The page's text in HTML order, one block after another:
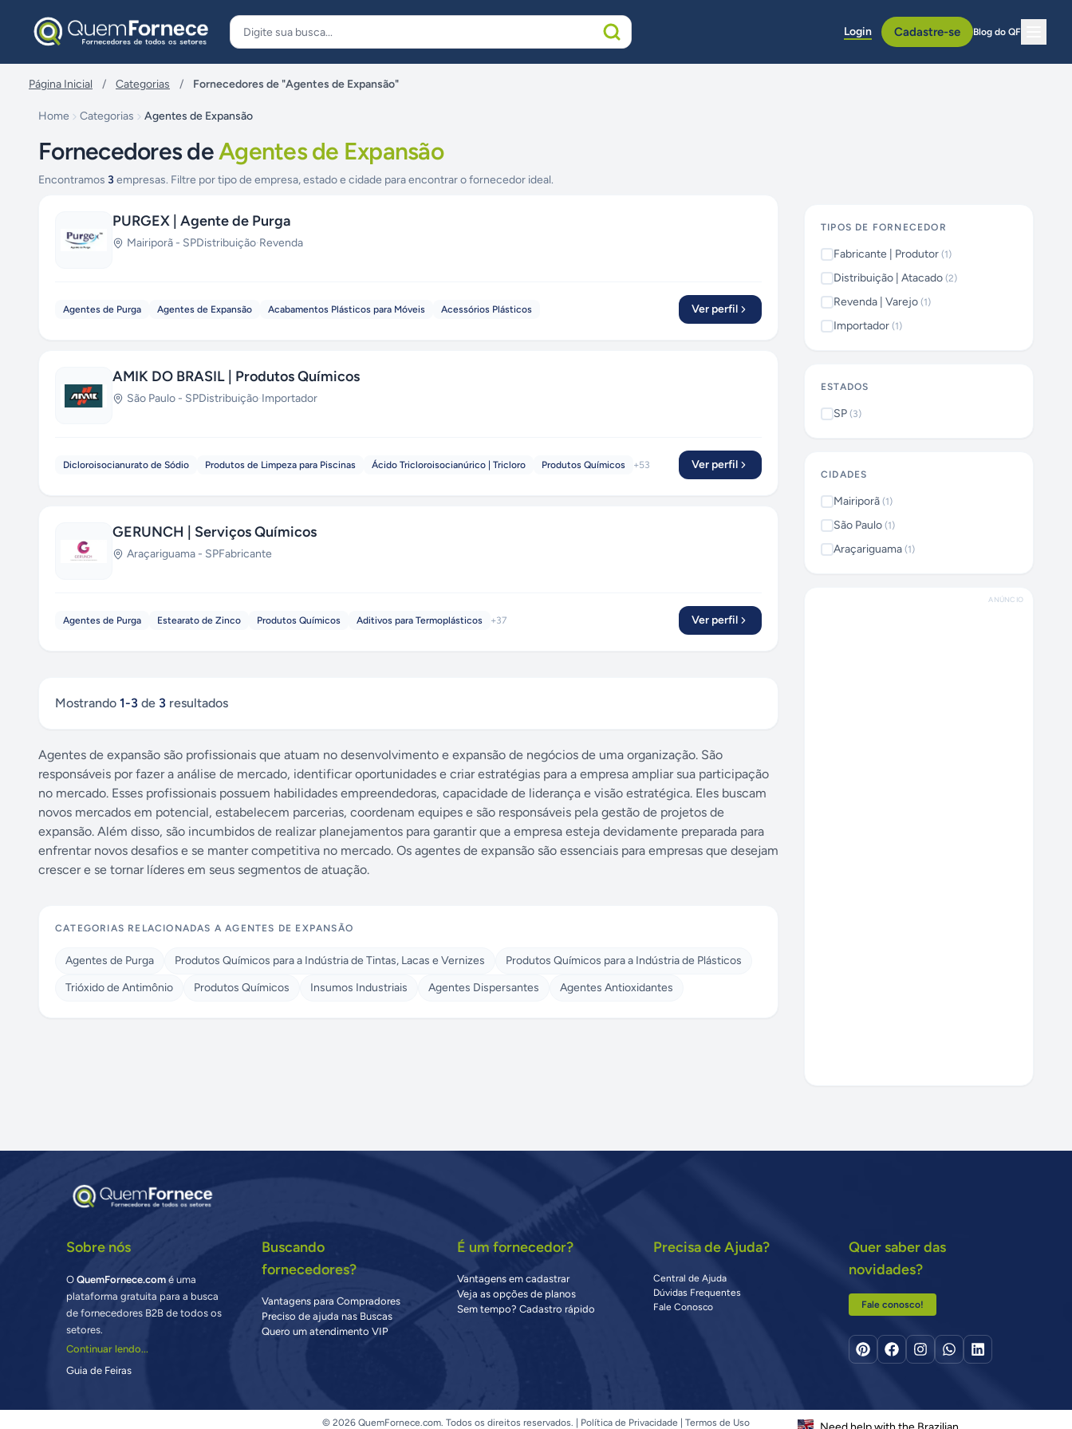
Login Cadastre-se Blog do QF
Página Inicial / Categorias / Fornecedores de "Agentes de Expansão"
Home Categorias Agentes de Expansão
Fornecedores deAgentes de Expansão
Encontramos 3 empresas. Filtre por tipo de empresa, estado e cidade para encontrar o fornecedor ideal.
PURGEX | Agente de Purga
Mairiporã - SPDistribuição·Revenda
Agentes de Purga Agentes de Expansão Acabamentos Plásticos para Móveis Acessórios Plásticos Ver perfil
AMIK DO BRASIL | Produtos Químicos
São Paulo - SPDistribuição·Importador
Dicloroisocianurato de Sódio Produtos de Limpeza para Piscinas Ácido Tricloroisocianúrico | Tricloro Produtos Químicos +53 Ver perfil
GERUNCH | Serviços Químicos
Araçariguama - SPFabricante
Agentes de Purga Estearato de Zinco Produtos Químicos Aditivos para Termoplásticos +37 Ver perfil
Mostrando 1-3 de 3 resultados
Agentes de expansão são profissionais que atuam no desenvolvimento e expansão de negócios de uma organização. São
responsáveis por fazer a análise de mercado, identificar oportunidades e criar estratégias para a empresa ampliar sua participação
no mercado. Esses profissionais possuem habilidades empreendedoras, capacidade de liderança e visão estratégica. Eles buscam
novos mercados em potencial, estabelecem parcerias, coordenam equipes e são responsáveis pela gestão de projetos de
expansão. Além disso, são incumbidos de realizar planejamentos para garantir que a empresa esteja devidamente preparada para
enfrentar novos desafios e se manter competitiva no mercado. Os agentes de expansão são essenciais para empresas que desejam
crescer e se tornar líderes em seus segmentos de atuação.
CATEGORIAS RELACIONADAS AAGENTES DE EXPANSÃO
Agentes de Purga Produtos Químicos para a Indústria de Tintas, Lacas e Vernizes
Produtos Químicos para a Indústria de Plásticos
Trióxido de Antimônio
Produtos Químicos Insumos Industriais Agentes Dispersantes Agentes Antioxidantes
TIPOS DE FORNECEDOR
Fabricante | Produtor (1)
Distribuição | Atacado (2)
Revenda | Varejo (1)
Importador (1)
ESTADOS
SP (3)
CIDADES
Mairiporã (1)
São Paulo (1)
Araçariguama (1)
ANÚNCIO
Sobre nós
OQuemFornece.com é uma
plataforma gratuita para a busca
de fornecedores B2B de todos os
setores.
Continuar lendo...
Guia de Feiras
Buscando
fornecedores?
Vantagens para Compradores
Preciso de ajuda nas Buscas
Quero um atendimento VIP
É um fornecedor?
Vantagens em cadastrar
Veja as opções de planos
Sem tempo? Cadastro rápido
Precisa de Ajuda?
Central de Ajuda
Dúvidas Frequentes
Fale Conosco
Quer saber das
novidades?
Fale conosco!
© 2026 QuemFornece.com. Todos os direitos reservados. | Política de Privacidade Termos de Uso